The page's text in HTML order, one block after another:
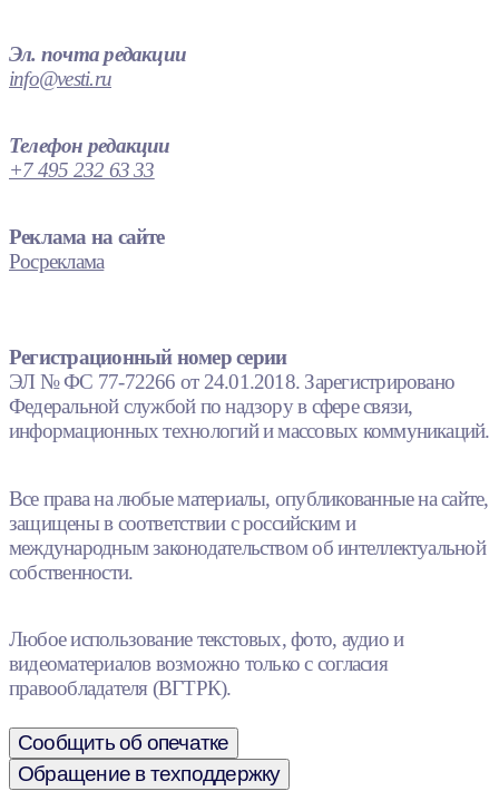
Эл. почта редакции
info@vesti.ru
Телефон редакции
+7 495 232 63 33
Реклама на сайте
Росреклама
Регистрационный номер серии
ЭЛ № ФС 77-72266 от 24.01.2018. Зарегистрировано
Федеральной службой по надзору в сфере связи,
информационных технологий и массовых коммуникаций.
Все права на любые материалы, опубликованные на сайте,
защищены в соответствии с российским и
международным законодательством об интеллектуальной
собственности.
Любое использование текстовых, фото, аудио и
видеоматериалов возможно только с согласия
правообладателя (ВГТРК).
Сообщить об опечатке
Обращение в техподдержку